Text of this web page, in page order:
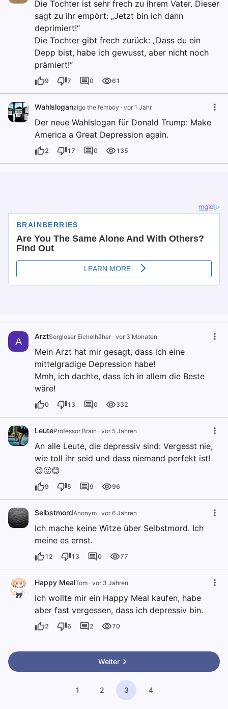
Die Tochter ist sehr frech zu ihrem Vater. Dieser
sagt zu ihr empört: „Jetzt bin ich dann
deprimiert!“
Die Tochter gibt frech zurück: „Dass du ein
Depp bist, habe ich gewusst, aber nicht noch
prämiert!“
9 7 0 61
Wahlsloganzigo the femboy · vor 1 Jahr
Der neue Wahlslogan für Donald Trump: Make
America a Great Depression again.
2 17 0 135
A ArztSorgloser Eichelhäher · vor 3 Monaten
Mein Arzt hat mir gesagt, dass ich eine
mittelgradige Depression habe!
Mmh, ich dachte, dass ich in allem die Beste
wäre!
0 13 0 332
LeuteProfessor Brain · vor 5 Jahren
An alle Leute, die depressiv sind: Vergesst nie,
wie toll ihr seid und dass niemand perfekt ist!
😉🙂😊
9 5 9 96
SelbstmordAnonym · vor 6 Jahren
Ich mache keine Witze über Selbstmord. Ich
meine es ernst.
12 13 0 77
Happy MealTom · vor 3 Jahren
Ich wollte mir ein Happy Meal kaufen, habe
aber fast vergessen, dass ich depressiv bin.
2 6 2 70
Weiter
1 2 3 4